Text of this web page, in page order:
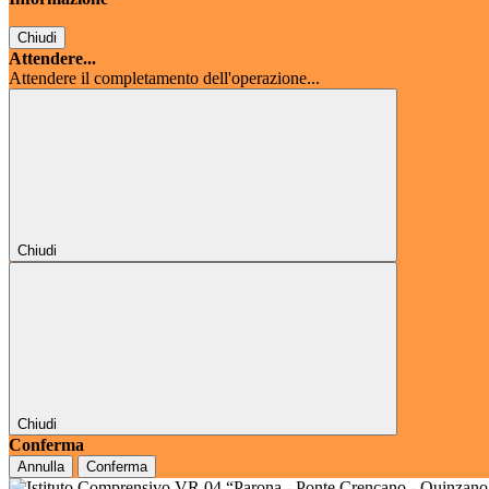
Chiudi
Attendere...
Attendere il completamento dell'operazione...
Chiudi
Chiudi
Conferma
Annulla Conferma